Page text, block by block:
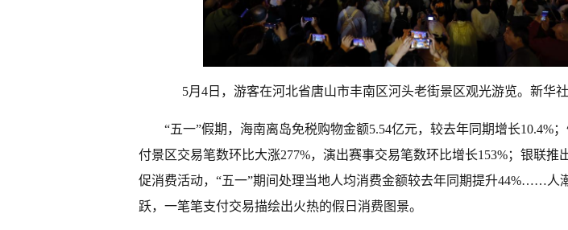
5月4日，游客在河北省唐山市丰南区河头老街景区观光游览。新华
“五一”假期，海南离岛免税购物金额5.54亿元，较去年同期增长10.4%
付景区交易笔数环比大涨277%，演出赛事交易笔数环比增长153%；银联推
促消费活动，“五一”期间处理当地人均消费金额较去年同期提升44%……人
跃，一笔笔支付交易描绘出火热的假日消费图景。